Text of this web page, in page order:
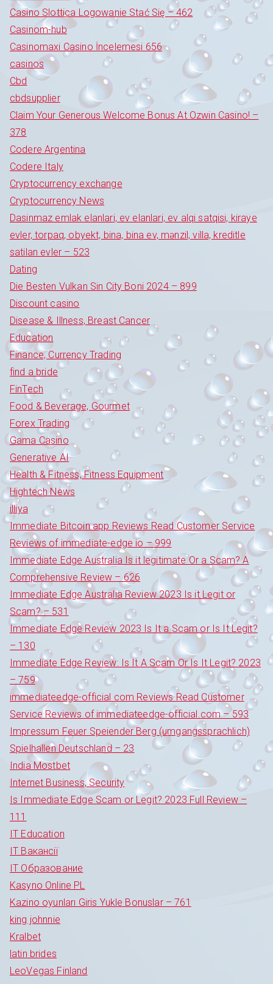
Casino Slottica Logowanie Stać Się – 462
Casinom-hub
Casinomaxi Casino İncelemesi 656
casinos
Cbd
cbdsupplier
Claim Your Generous Welcome Bonus At Ozwin Casino! –
378
Codere Argentina
Codere Italy
Cryptocurrency exchange
Cryptocurrency News
Dasinmaz emlak elanlari, ev elanlari, ev alqi satqisi, kiraye
evler, torpaq, obyekt, bina, bina ev, mənzil, villa, kreditle
satilan evler – 523
Dating
Die Besten Vulkan Sin City Boni 2024 – 899
Discount casino
Disease & Illness, Breast Cancer
Education
Finance, Currency Trading
find a bride
FinTech
Food & Beverage, Gourmet
Forex Trading
Gama Casino
Generative AI
Health & Fitness, Fitness Equipment
Hightech News
illiya
Immediate Bitcoin app Reviews Read Customer Service
Reviews of immediate-edge io – 999
Immediate Edge Australia Is it legitimate Or a Scam? A
Comprehensive Review – 626
Immediate Edge Australia Review 2023 Is it Legit or
Scam? – 531
Immediate Edge Review 2023 Is It a Scam or Is It Legit?
– 130
Immediate Edge Review: Is It A Scam Or Is It Legit? 2023
– 759
immediateedge-official com Reviews Read Customer
Service Reviews of immediateedge-official.com – 593
Impressum Feuer Speiender Berg (umgangssprachlich)
Spielhallen Deutschland – 23
India Mostbet
Internet Business, Security
Is Immediate Edge Scam or Legit? 2023 Full Review –
111
IT Education
IT Вакансії
IT Образование
Kasyno Online PL
Kazino oyunları Giris Yukle Bonuslar – 761
king johnnie
Kralbet
latin brides
LeoVegas Finland